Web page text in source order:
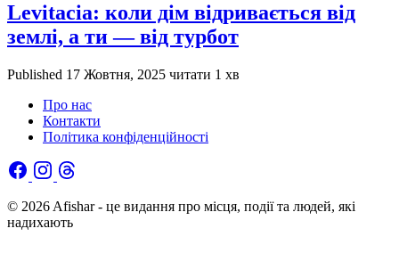
Levitacia: коли дім відривається від
землі, а ти — від турбот
Published 17 Жовтня, 2025 читати 1 хв
Про нас
Контакти
Політика конфіденційності
© 2026 Afishar - це видання про місця, події та людей, які
надихають